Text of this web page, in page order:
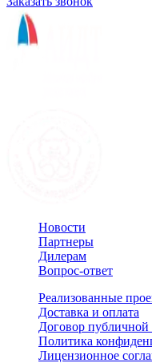
Новости
Партнеры
Дилерам
Вопрос-ответ
Реализованные
Доставка и оплата
Договор
Политика
Лицензионное